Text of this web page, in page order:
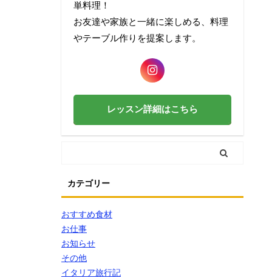
単料理！
お友達や家族と一緒に楽しめる、料理
やテーブル作りを提案します。
レッスン詳細はこちら
カテゴリー
おすすめ食材
お仕事
お知らせ
その他
イタリア旅行記